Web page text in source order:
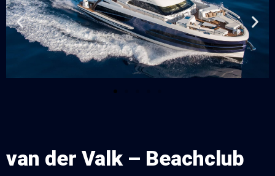
van der Valk – Beachclub